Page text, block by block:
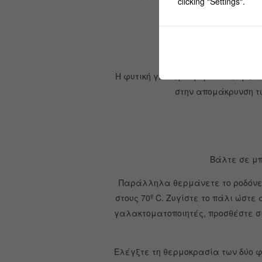
Η φυτική γλυκερίνη προσδίδει
στην απομάκρυνση
Βάλτε σε
Παράλληλα θερμάνετε το
στους 70º C. Ζυγίστε το πάλι ώστε
γαλακτοματοποιητές, προσθέστε
Ελέγξτε τη θερμοκρασία των δύο